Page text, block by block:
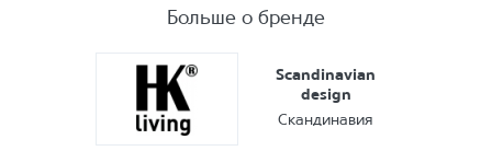
Больше о бренде
Scandinavian
design
Скандинавия